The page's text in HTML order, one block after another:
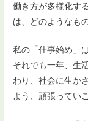
働き方が多様化す
は、どのようなも
私の「仕事始め」
それでも一年、生
わり、社会に生か
よう、頑張ってい